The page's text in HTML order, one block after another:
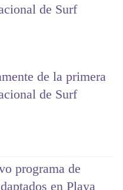
de Surf
de la primera
de Surf
programa de
en Playa